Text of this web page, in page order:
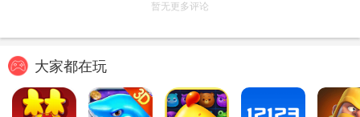
暂无更多评论
大家都在玩